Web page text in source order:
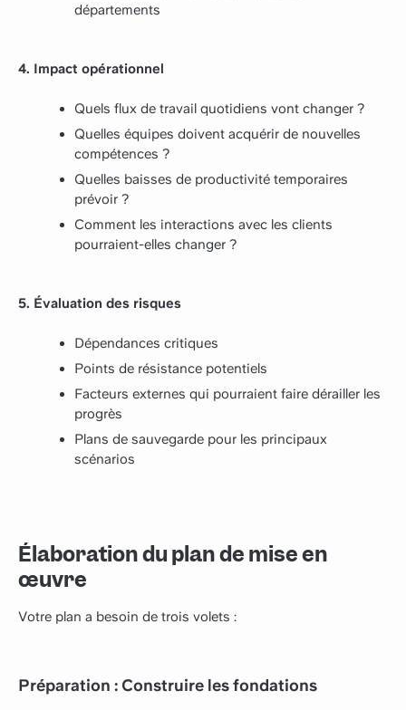
départements
4. Impact opérationnel
Quels flux de travail quotidiens vont changer ?
Quelles équipes doivent acquérir de nouvelles
compétences ?
Quelles baisses de productivité temporaires
prévoir ?
Comment les interactions avec les clients
pourraient-elles changer ?
5. Évaluation des risques
Dépendances critiques
Points de résistance potentiels
Facteurs externes qui pourraient faire dérailler les
progrès
Plans de sauvegarde pour les principaux
scénarios
Élaboration du plan de mise en
œuvre
Votre plan a besoin de trois volets :
Préparation : Construire les fondations